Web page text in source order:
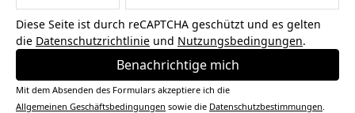
Diese Seite ist durch reCAPTCHA geschützt und es gelten
die Datenschutzrichtlinie und Nutzungsbedingungen.
Benachrichtige mich
Mit dem Absenden des Formulars akzeptiere ich die
Allgemeinen Geschäftsbedingungen sowie die Datenschutzbestimmungen.